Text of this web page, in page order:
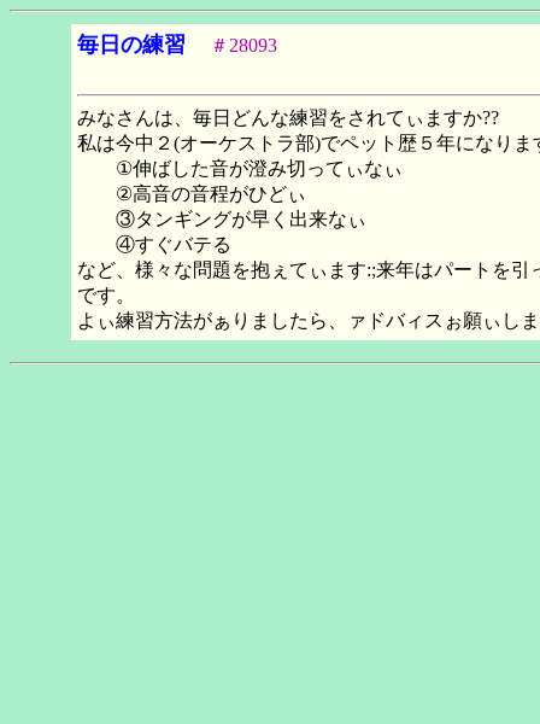
毎日の練習 ＃28093
みなさんは、毎日どんな練習をされてぃますか??
私は今中２(オーケストラ部)でペット歴５年になりま
①伸ばした音が澄み切ってぃなぃ
②高音の音程がひどぃ
③タンギングが早く出来なぃ
④すぐバテる
など、様々な問題を抱ぇてぃます:;来年はパートを
です。
よぃ練習方法がぁりましたら、ァドバィスぉ願ぃし